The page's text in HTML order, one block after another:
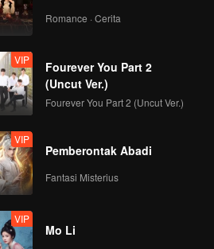
Romance · Cerita
VIP
Fourever You Part 2
(Uncut Ver.)
Fourever You Part 2 (Uncut Ver.)
VIP
Pemberontak Abadi
Fantasi Misterius
VIP
Mo Li